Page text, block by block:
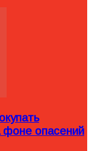
фоне опасений